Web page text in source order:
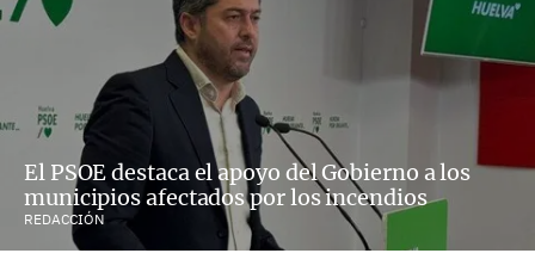
El PSOE destaca el apoyo del Gobierno a los
municipios afectados por los incendios
REDACCIÓN